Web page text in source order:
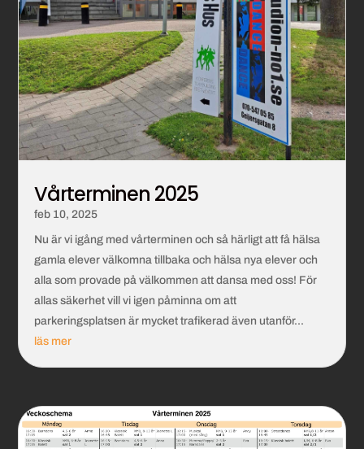
Vårterminen 2025
feb 10, 2025
Nu är vi igång med vårterminen och så härligt att få hälsa
gamla elever välkomna tillbaka och hälsa nya elever och
alla som provade på välkommen att dansa med oss! För
allas säkerhet vill vi igen påminna om att
parkeringsplatsen är mycket trafikerad även utanför...
läs mer